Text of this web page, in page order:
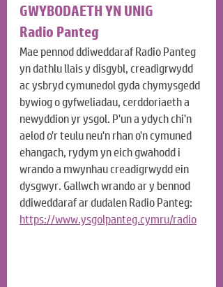
GWYBODAETH YN UNIG
Radio Panteg
Mae pennod ddiweddaraf Radio Panteg
yn dathlu llais y disgybl, creadigrwydd
ac ysbryd cymunedol gyda chymysgedd
bywiog o gyfweliadau, cerddoriaeth a
newyddion yr ysgol. P'un a ydych chi'n
aelod o'r teulu neu'n rhan o'n cymuned
ehangach, rydym yn eich gwahodd i
wrando a mwynhau creadigrwydd ein
dysgwyr. Gallwch wrando ar y bennod
ddiweddaraf ar dudalen Radio Panteg:
https://www.ysgolpanteg.cymru/radio